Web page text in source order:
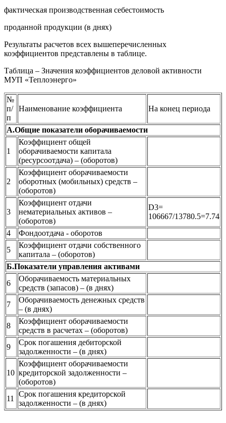
фактическая производственная себестоимость
проданной продукции (в днях)
Результаты расчетов всех вышеперечисленных
коэффициентов представлены в таблице.
Таблица – Значения коэффициентов деловой активности
МУП «Теплоэнерго»
№
п/
п
Наименование коэффициента На конец периода
А.Общие показатели оборачиваемости
1
Коэффициент общей
оборачиваемости капитала
(ресурсоотдача) – (оборотов)
2
Коэффициент оборачиваемости
оборотных (мобильных) средств –
(оборотов)
3
Коэффициент отдачи
нематериальных активов –
(оборотов)
D3=
106667/13780.5=7.74
4
Фондоотдача - оборотов
5
Коэффициент отдачи собственного
капитала – (оборотов)
Б.Показатели управления активами
6
Оборачиваемость материальных
средств (запасов) – (в днях)
7
Оборачиваемость денежных средств
– (в днях)
8
Коэффициент оборачиваемости
средств в расчетах – (оборотов)
9
Срок погашения дебиторской
задолженности – (в днях)
10
Коэффициент оборачиваемости
кредиторской задолженности –
(оборотов)
11
Срок погашения кредиторской
задолженности – (в днях)